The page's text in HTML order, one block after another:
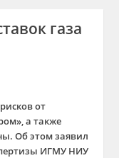
газа
от
а также
Об этом заявил
ИГМУ НИУ